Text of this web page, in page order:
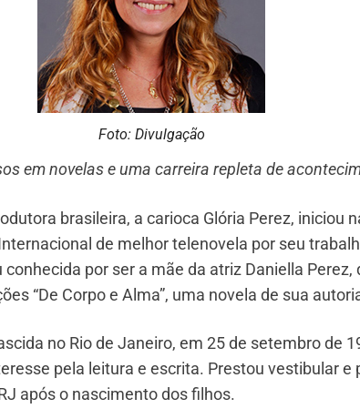
Foto: Divulgação
em novelas e uma carreira repleta de
brasileira, a carioca Glória Perez, iniciou
de melhor telenovela por seu
conhecida por ser a mãe da atriz Daniella
“De Corpo e Alma”, uma novela de sua
no Rio de Janeiro, em 25 de setembro de
pela leitura e escrita. Prestou vestibular e
após o nascimento dos filhos.